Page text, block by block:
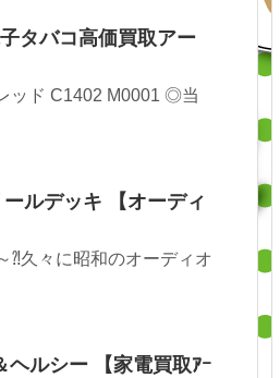
タバコ高価買取アー
ッド C1402 M0001 ◎当
ルデッキ 【オーディ
⁈久々に昭和のオーディオ
ルシー 【家電買取ｱｰ